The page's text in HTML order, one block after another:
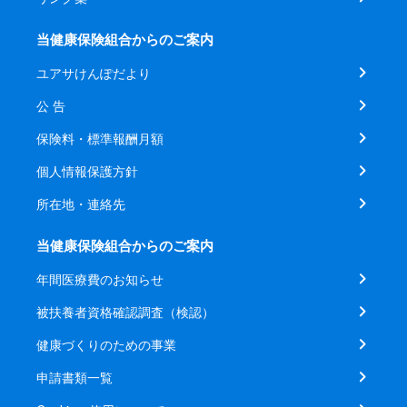
当健康保険組合からのご案内
ユアサけんぽだより
公 告
保険料・標準報酬月額
個人情報保護方針
所在地・連絡先
当健康保険組合からのご案内
年間医療費のお知らせ
被扶養者資格確認調査（検認）
健康づくりのための事業
申請書類一覧